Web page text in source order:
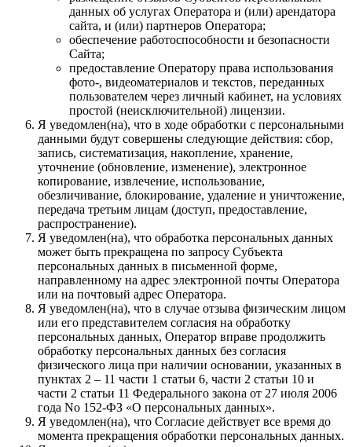
данных об услугах Оператора и (или) арендатора
сайта, и (или) партнеров Оператора;
обеспечение работоспособности и безопасности
Сайта;
предоставление Оператору права использования
фото-, видеоматериалов и текстов, переданных
пользователем через личный кабинет, на условиях
простой (неисключительной) лицензии.
Я уведомлен(на), что в ходе обработки с персональными
данными будут совершены следующие действия: сбор,
запись, систематизация, накопление, хранение,
уточнение (обновление, изменение), электронное
копирование, извлечение, использование,
обезличивание, блокирование, удаление и уничтожение,
передача третьим лицам (доступ, предоставление,
распространение).
Я уведомлен(на), что обработка персональных данных
может быть прекращена по запросу Субъекта
персональных данных в письменной форме,
направленному на адрес электронной почты Оператора
или на почтовый адрес Оператора.
Я уведомлен(на), что в случае отзыва физическим лицом
или его представителем согласия на обработку
персональных данных, Оператор вправе продолжить
обработку персональных данных без согласия
физического лица при наличии основании, указанных в
пунктах 2 – 11 части 1 статьи 6, части 2 статьи 10 и
части 2 статьи 11 Федерального закона от 27 июля 2006
года No 152-ФЗ «О персональных данных».
Я уведомлен(на), что Согласие действует все время до
момента прекращения обработки персональных данных.